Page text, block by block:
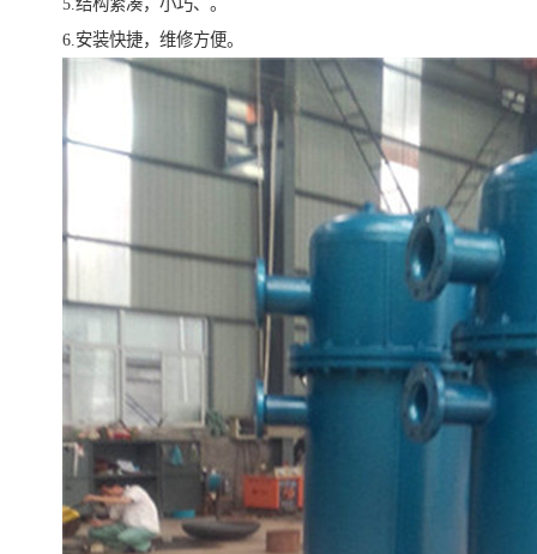
5.结构紧凑，小巧、。
6.安装快捷，维修方便。